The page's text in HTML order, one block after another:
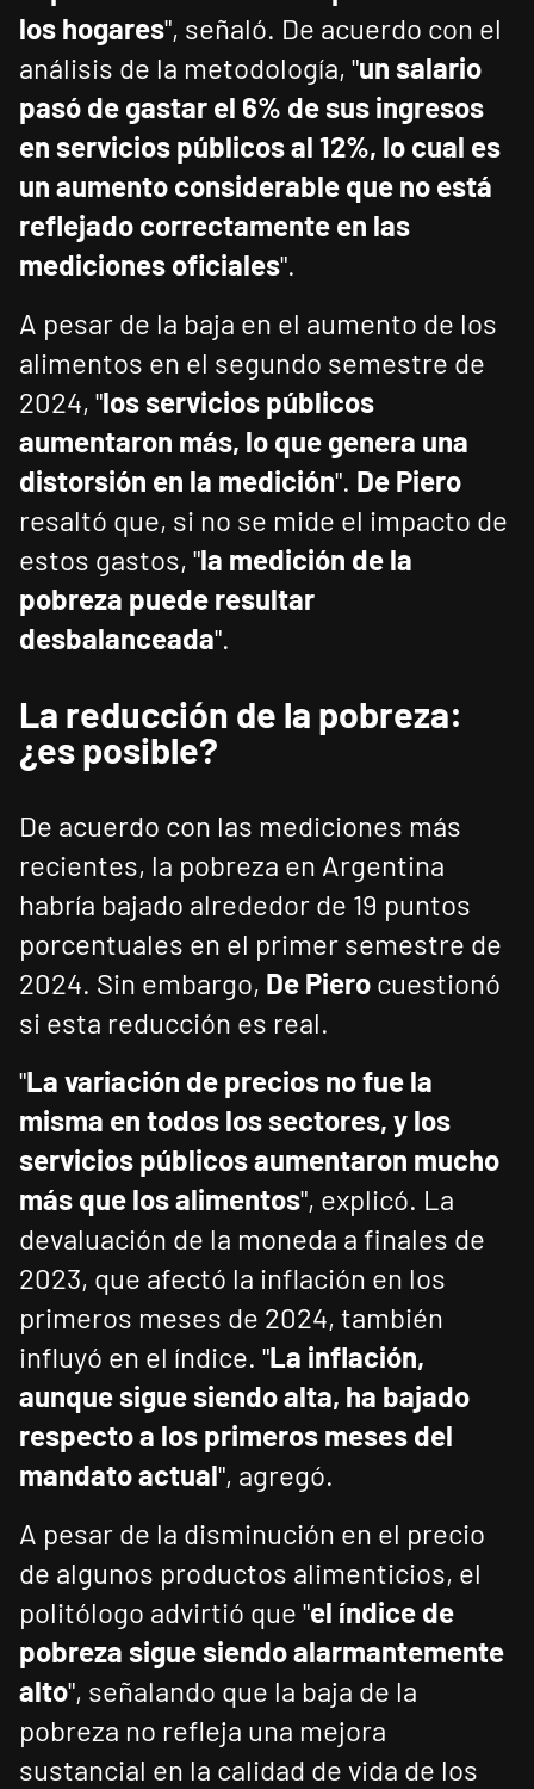
los hogares", señaló. De acuerdo con el
análisis de la metodología, "un salario
pasó de gastar el 6% de sus ingresos
en servicios públicos al 12%, lo cual es
un aumento considerable que no está
reflejado correctamente en las
mediciones oficiales".
A pesar de la baja en el aumento de los
alimentos en el segundo semestre de
2024, "los servicios públicos
aumentaron más, lo que genera una
distorsión en la medición". De Piero
resaltó que, si no se mide el impacto de
estos gastos, "la medición de la
pobreza puede resultar
desbalanceada".
La reducción de la pobreza:
¿es posible?
De acuerdo con las mediciones más
recientes, la pobreza en Argentina
habría bajado alrededor de 19 puntos
porcentuales en el primer semestre de
2024. Sin embargo, De Piero cuestionó
si esta reducción es real.
"La variación de precios no fue la
misma en todos los sectores, y los
servicios públicos aumentaron mucho
más que los alimentos", explicó. La
devaluación de la moneda a finales de
2023, que afectó la inflación en los
primeros meses de 2024, también
influyó en el índice. "La inflación,
aunque sigue siendo alta, ha bajado
respecto a los primeros meses del
mandato actual", agregó.
A pesar de la disminución en el precio
de algunos productos alimenticios, el
politólogo advirtió que "el índice de
pobreza sigue siendo alarmantemente
alto", señalando que la baja de la
pobreza no refleja una mejora
sustancial en la calidad de vida de los